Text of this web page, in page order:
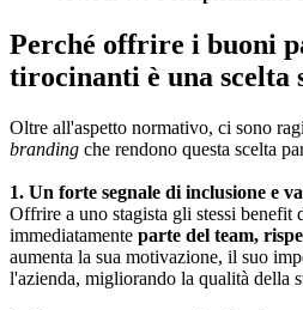
Perché offrire i buoni
tirocinanti è una scelta
Oltre all'aspetto normativo, ci sono
branding che rendono questa scelta
1. Un forte segnale di inclusione e
Offrire a uno stagista gli stessi benefit
immediatamente parte del team,
aumenta la sua motivazione, il suo
l'azienda, migliorando la qualità della